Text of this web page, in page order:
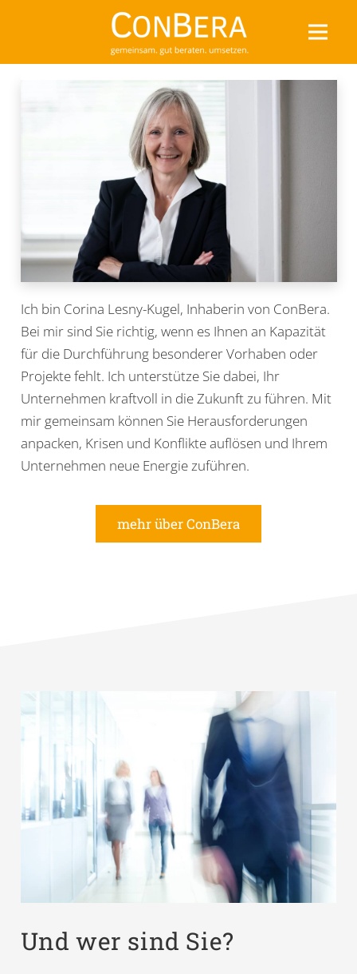
Ich bin Corina Lesny-Kugel, Inhaberin von ConBera.
Bei mir sind Sie richtig, wenn es Ihnen an Kapazität
für die Durchführung besonderer Vorhaben oder
Projekte fehlt. Ich unterstütze Sie dabei, Ihr
Unternehmen kraftvoll in die Zukunft zu führen. Mit
mir gemeinsam können Sie Herausforderungen
anpacken, Krisen und Konflikte auflösen und Ihrem
Unternehmen neue Energie zuführen.
mehr über ConBera
Und wer sind Sie?